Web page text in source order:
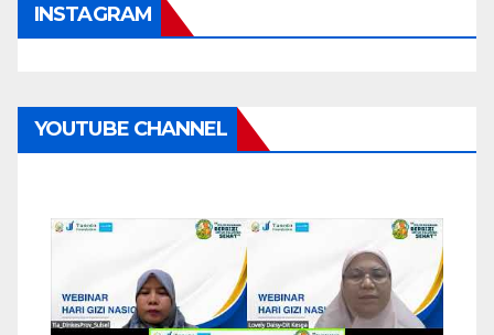
INSTAGRAM
YOUTUBE CHANNEL